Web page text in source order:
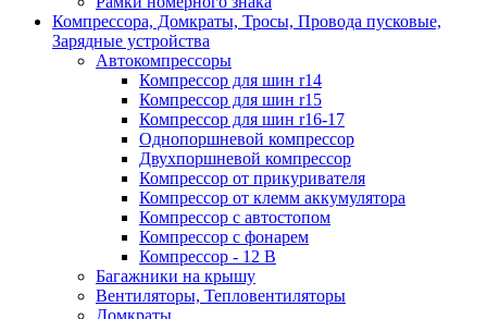
Компрессора, Домкраты, Тросы, Провода пусковые,
Зарядные устройства
Автокомпрессоры
Компрессор для шин r14
Компрессор для шин r15
Компрессор для шин r16-17
Однопоршневой компрессор
Двухпоршневой компрессор
Компрессор от прикуривателя
Компрессор от клемм аккумулятора
Компрессор с автостопом
Компрессор с фонарем
Компрессор - 12 В
Багажники на крышу
Вентиляторы, Тепловентиляторы
Домкраты